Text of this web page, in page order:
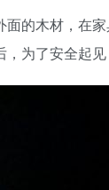
的木材，在
为了安全起见